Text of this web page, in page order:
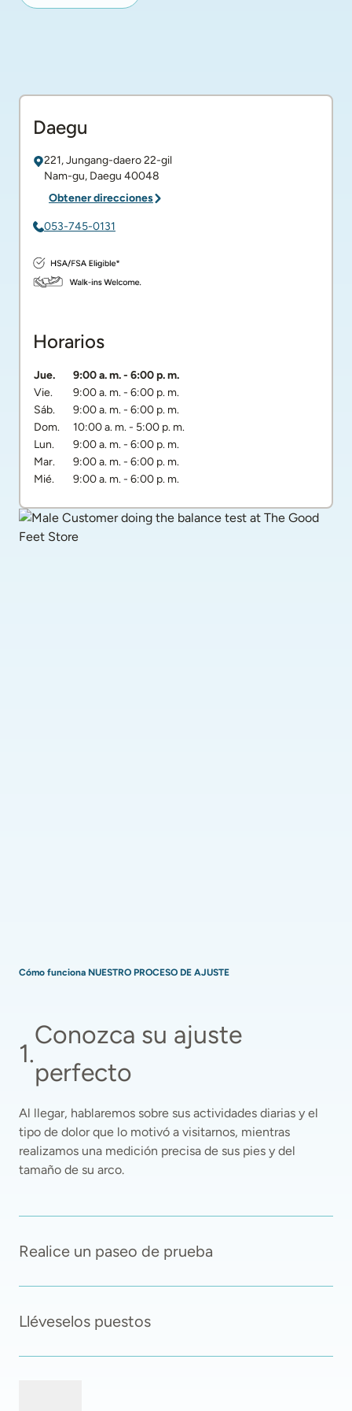
Daegu
221, Jungang-daero 22-gil
Nam-gu, Daegu 40048
Obtener direcciones
053-745-0131
Horarios
Día de la semanaHorarios
Jue. 9:00 a. m.- 6:00 p. m.
Vie.
9:00 a. m.- 6:00 p. m.
Sáb.
9:00 a. m.- 6:00 p. m.
Dom.
10:00 a. m.- 5:00 p. m.
Lun.
9:00 a. m.- 6:00 p. m.
Mar.
9:00 a. m.- 6:00 p. m.
Mié.
9:00 a. m.- 6:00 p. m.
Cómo funciona NUESTRO PROCESO DE AJUSTE
1.
Conozca su ajuste
perfecto
Al llegar, hablaremos sobre sus actividades diarias y el
tipo de dolor que lo motivó a visitarnos, mientras
realizamos una medición precisa de sus pies y del
tamaño de su arco.
Realice un paseo de prueba
Lléveselos puestos